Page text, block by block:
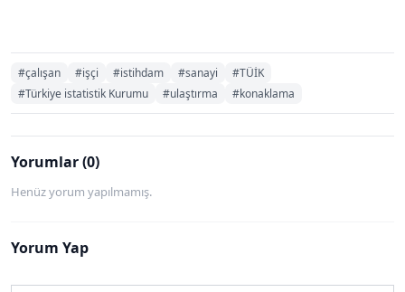
#çalışan #işçi #istihdam #sanayi
#TÜİK
#Türkiye istatistik Kurumu
#ulaştırma #konaklama
Yorumlar (0)
Henüz yorum yapılmamış.
Yorum Yap